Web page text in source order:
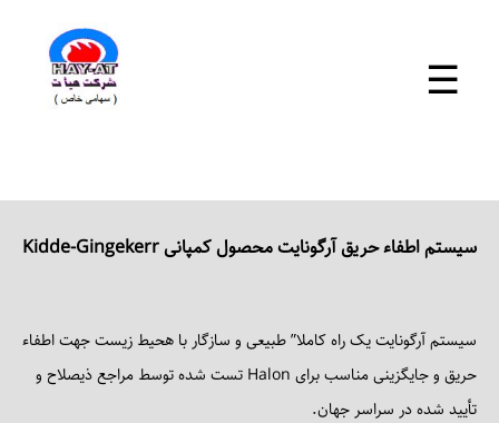
×
خانه
محصولات
+
آموزش
☰
سیستم اطفاء حریق آرگونایت محصول کمپانی Kidde-Gingekerr
سیستم آرگونایت یک راه کاملا” طبیعی و سازگار با هحیط زیست جهت اطفاء
حریق و جایگزینی مناسب برای Halon تست شده توسط مراجع ذیصلاح و
تأیید شده در سراسر جهان.